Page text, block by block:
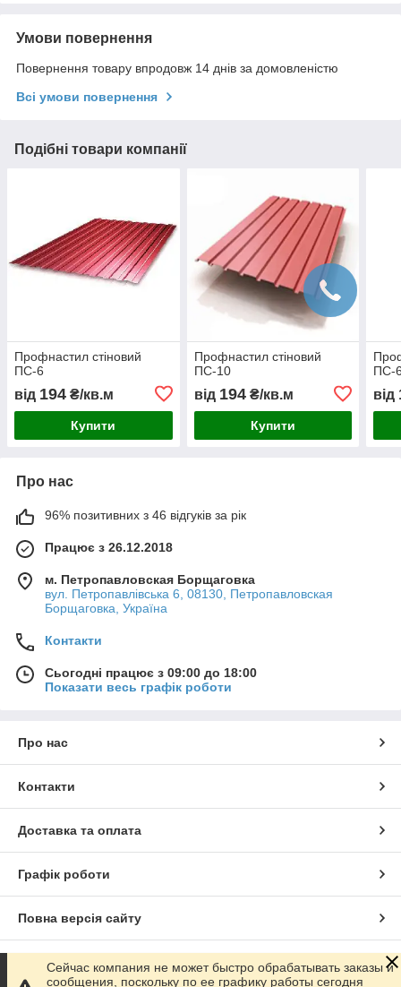
Умови повернення
Повернення товару впродовж 14 днів за домовленістю
Всі умови повернення
Подібні товари компанії
Профнастил стіновий
ПС-6
від 194 ₴/кв.м
Купити
Профнастил стіновий
ПС-10
від 194₴/кв.м
Купити
ПС-
від
Про нас
96% позитивних з 46 відгуків за рік
Працює з 26.12.2018
м. Петропавловская Борщаговка
вул. Петропавлівська 6, 08130, Петропавловская
Борщаговка, Україна
Контакти
Сьогодні працює з 09:00 до 18:00
Показати весь графік роботи
Про нас
Контакти
Доставка та оплата
Графік роботи
Повна версія сайту
Сайт створено на маркетплейсі Prom.ua
Сейчас компания не может быстро обрабатывать заказы и
сообщения, поскольку по ее графику работы сегодня